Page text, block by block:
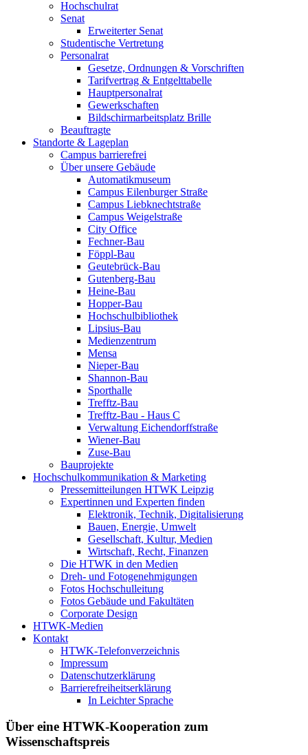
Hochschulrat
Senat
Erweiterter Senat
Studentische Vertretung
Personalrat
Gesetze, Ordnungen & Vorschriften
Tarifvertrag & Entgelttabelle
Hauptpersonalrat
Gewerkschaften
Bildschirmarbeitsplatz Brille
Beauftragte
Standorte & Lageplan
Campus barrierefrei
Über unsere Gebäude
Automatikmuseum
Campus Eilenburger Straße
Campus Liebknechtstraße
Campus Weigelstraße
City Office
Fechner-Bau
Föppl-Bau
Geutebrück-Bau
Gutenberg-Bau
Heine-Bau
Hopper-Bau
Hochschulbibliothek
Lipsius-Bau
Medienzentrum
Mensa
Nieper-Bau
Shannon-Bau
Sporthalle
Trefftz-Bau
Trefftz-Bau - Haus C
Verwaltung Eichendorffstraße
Wiener-Bau
Zuse-Bau
Bauprojekte
Hochschulkommunikation & Marketing
Pressemitteilungen HTWK Leipzig
Expertinnen und Experten finden
Elektronik, Technik, Digitalisierung
Bauen, Energie, Umwelt
Gesellschaft, Kultur, Medien
Wirtschaft, Recht, Finanzen
Die HTWK in den Medien
Dreh- und Fotogenehmigungen
Fotos Hochschulleitung
Fotos Gebäude und Fakultäten
Corporate Design
HTWK-Medien
Kontakt
HTWK-Telefonverzeichnis
Impressum
Datenschutzerklärung
Barrierefreiheitserklärung
In Leichter Sprache
Über eine HTWK-Kooperation zum
Wissenschaftspreis